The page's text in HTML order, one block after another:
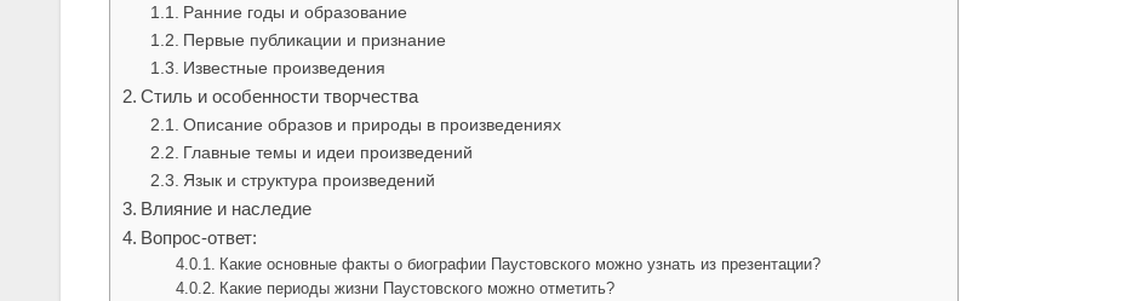
Ранние годы и образование
Первые публикации и признание
Известные произведения
Стиль и особенности творчества
Описание образов и природы в произведениях
Главные темы и идеи произведений
Язык и структура произведений
Влияние и наследие
Вопрос-ответ:
Какие основные факты о биографии Паустовского можно узнать из презентации?
Какие периоды жизни Паустовского можно отметить?